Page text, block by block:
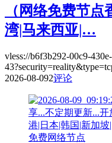
（网络免费节
湾|马来西亚|…
vless://b6f3b292-00c9-
2026-08-092评论
免费网络节点